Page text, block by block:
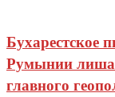
Бухарестское
Румынии
главного